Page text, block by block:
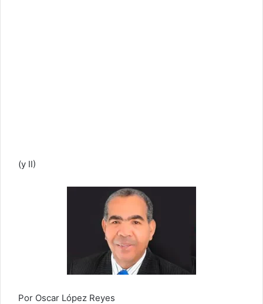
(y II)
Por Oscar López Reyes